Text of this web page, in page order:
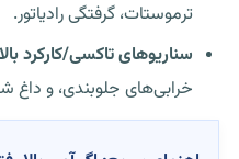
ترموستات، گرفتگی رادیاتور.
سناریوهای تاکسی/کارکرد بالا
خرابی‌های جلوبندی، و داغ